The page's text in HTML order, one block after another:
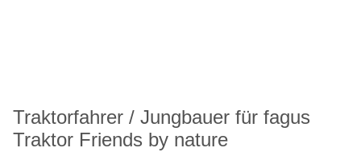
Traktorfahrer / Jungbauer für fagus
Traktor Friends by nature